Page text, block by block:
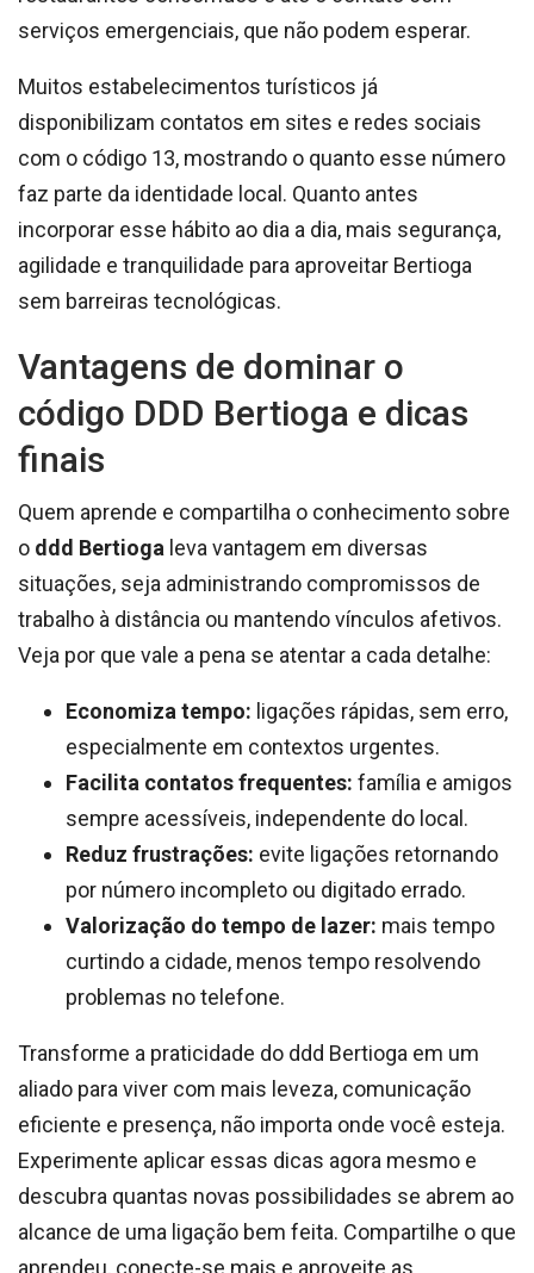
serviços emergenciais, que não podem esperar.
Muitos estabelecimentos turísticos já
disponibilizam contatos em sites e redes sociais
com o código 13, mostrando o quanto esse número
faz parte da identidade local. Quanto antes
incorporar esse hábito ao dia a dia, mais segurança,
agilidade e tranquilidade para aproveitar Bertioga
sem barreiras tecnológicas.
Vantagens de dominar o
código DDD Bertioga e dicas
finais
Quem aprende e compartilha o conhecimento sobre
o ddd Bertioga leva vantagem em diversas
situações, seja administrando compromissos de
trabalho à distância ou mantendo vínculos afetivos.
Veja por que vale a pena se atentar a cada detalhe:
Economiza tempo: ligações rápidas, sem erro,
especialmente em contextos urgentes.
Facilita contatos frequentes: família e amigos
sempre acessíveis, independente do local.
Reduz frustrações: evite ligações retornando
por número incompleto ou digitado errado.
Valorização do tempo de lazer: mais tempo
curtindo a cidade, menos tempo resolvendo
problemas no telefone.
Transforme a praticidade do ddd Bertioga em um
aliado para viver com mais leveza, comunicação
eficiente e presença, não importa onde você esteja.
Experimente aplicar essas dicas agora mesmo e
descubra quantas novas possibilidades se abrem ao
alcance de uma ligação bem feita. Compartilhe o que
aprendeu, conecte-se mais e aproveite as